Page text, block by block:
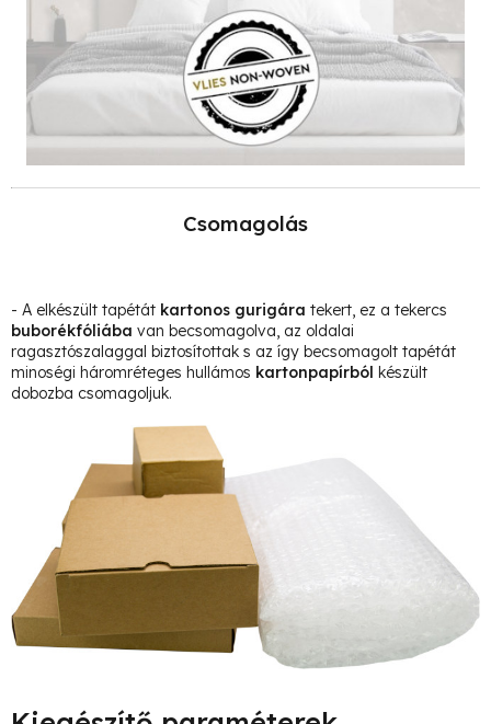
Csomagolás
- A elkészült tapétát kartonos gurigára tekert, ez a tekercs
buborékfóliába van becsomagolva, az oldalai
ragasztószalaggal biztosítottak s az így becsomagolt tapétát
minoségi háromréteges hullámos kartonpapírból készült
dobozba csomagoljuk.